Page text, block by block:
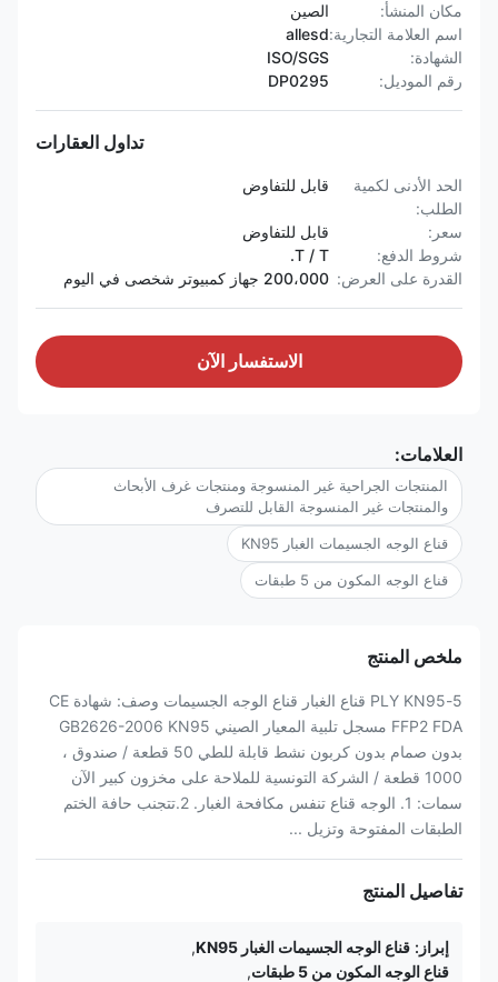
مكان المنشأ:
الصين
اسم العلامة التجارية:allesd
الشهادة:
ISO/SGS
رقم الموديل:
DP0295
تداول العقارات
الحد الأدنى لكمية
الطلب:
قابل للتفاوض
سعر:
قابل للتفاوض
شروط الدفع:
T / T.
القدرة على العرض: 200،000 جهاز كمبيوتر شخصى في اليوم
الاستفسار الآن
العلامات:
المنتجات الجراحية غير المنسوجة ومنتجات غرف الأبحاث
والمنتجات غير المنسوجة القابل للتصرف
قناع الوجه الجسيمات الغبار KN95
قناع الوجه المكون من 5 طبقات
ملخص المنتج
5-PLY KN95 قناع الغبار قناع الوجه الجسيمات وصف: شهادة CE
FFP2 FDA مسجل تلبية المعيار الصيني GB2626-2006 KN95
بدون صمام بدون كربون نشط قابلة للطي 50 قطعة / صندوق ،
1000 قطعة / الشركة التونسية للملاحة على مخزون كبير الآن
سمات: 1. الوجه قناع تنفس مكافحة الغبار. 2.تتجنب حافة الختم
الطبقات المفتوحة وتزيل ...
تفاصيل المنتج
إبراز: قناع الوجه الجسيمات الغبار KN95
,
قناع الوجه المكون من 5 طبقات
,